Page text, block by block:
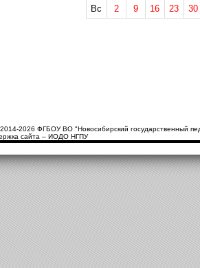
Вс
2 9 16 23 30
2026 ФГБОУ ВО "Новосибирский государственный
сайта – ИОДО НГПУ